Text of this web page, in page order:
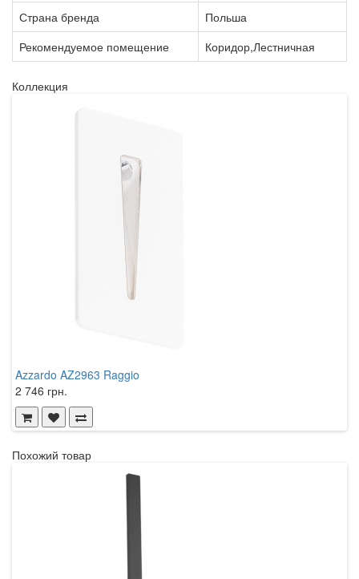
Страна бренда
Польша
Рекомендуемое помещение
Коридор,Лестничная
Коллекция
Azzardo AZ2963 Raggio
2 746 грн.
Похожий товар